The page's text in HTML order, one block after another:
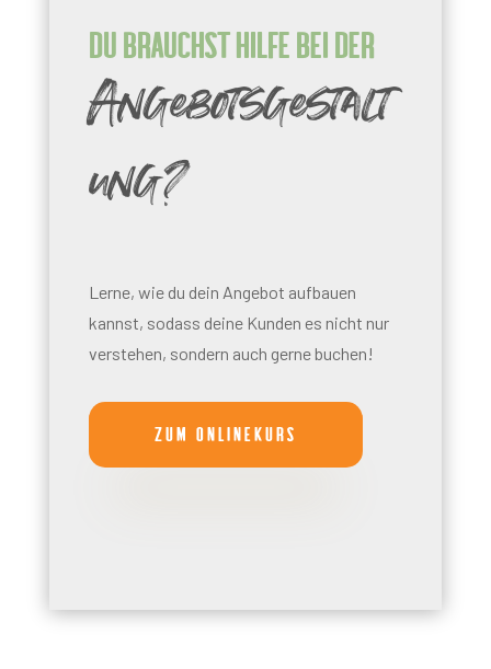
Du brauchst Hilfe bei der
Angebotsgestalt
ung?
Lerne, wie du dein Angebot aufbauen
kannst, sodass deine Kunden es nicht nur
verstehen, sondern auch gerne buchen!
Zum Onlinekurs